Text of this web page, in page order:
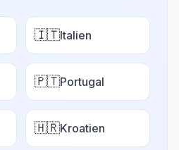
🇮🇹Italien
🇵🇹Portugal
🇭🇷Kroatien